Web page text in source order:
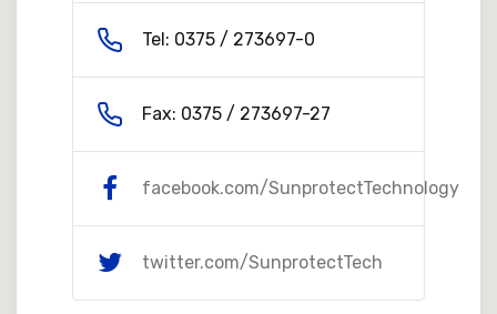
Tel: 0375 / 273697-0
Fax: 0375 / 273697-27
facebook.com/SunprotectTechnology
twitter.com/SunprotectTech